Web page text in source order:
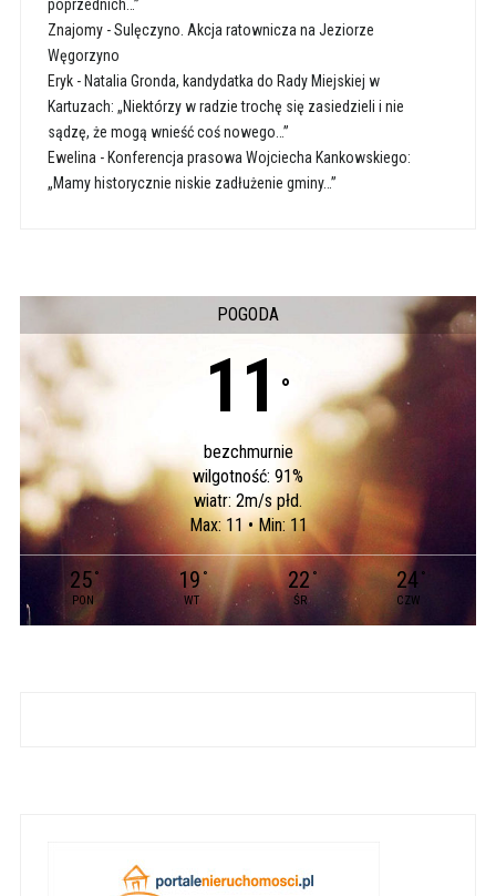
poprzednich…”
Znajomy-Sulęczyno. Akcja ratownicza na Jeziorze
Węgorzyno
Eryk- Natalia Gronda, kandydatka do Rady Miejskiej w
Kartuzach: „Niektórzy w radzie trochę się zasiedzieli i nie
sądzę, że mogą wnieść coś nowego…”
Ewelina - Konferencja prasowa Wojciecha Kankowskiego:
„Mamy historycznie niskie zadłużenie gminy…”
POGODA
11 °
bezchmurnie
wilgotność: 91%
wiatr: 2m/s płd.
Max: 11 • Min: 11
25 °
PON
19°
WT
22 °
ŚR
24 °
CZW